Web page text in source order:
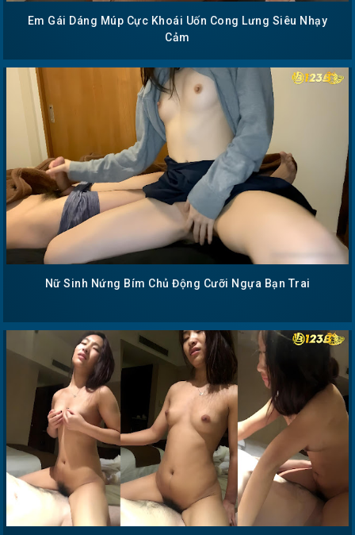
Em Gái Dáng Múp Cực Khoái Uốn Cong Lưng Siêu Nhạy
Cảm
Nữ Sinh Nứng Bím Chủ Động Cưỡi Ngựa Bạn Trai